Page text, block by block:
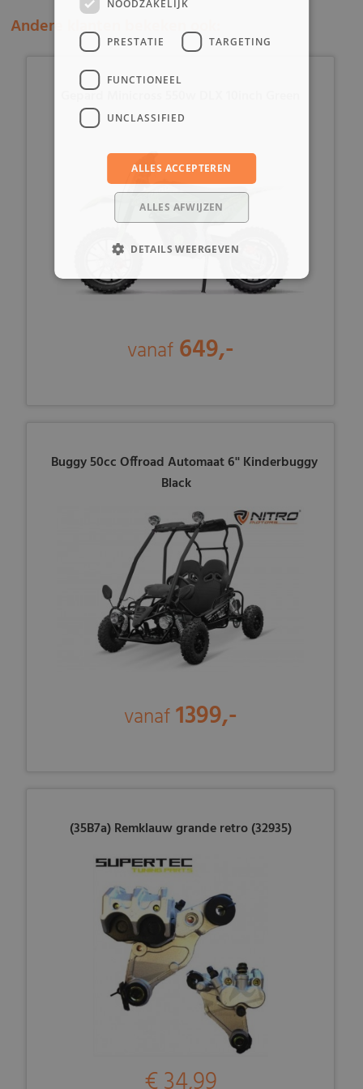
Andere klanten bekeken ook:
Gepard Minicross 550w DLX 10inch Green
vanaf 649,-
Buggy 50cc Offroad Automaat 6'' Kinderbuggy
Black
vanaf1399,-
(35B7a) Remklauw grande retro (32935)
NOODZAKELIJK
PRESTATIE TARGETING
FUNCTIONEEL
UNCLASSIFIED
ALLES ACCEPTEREN
ALLES AFWIJZEN
DETAILS WEERGEVEN